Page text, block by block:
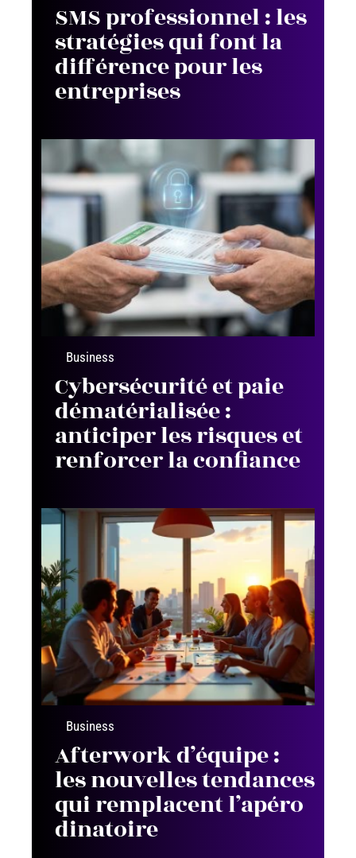
SMS professionnel : les
stratégies qui font la
différence pour les
entreprises
Business
Cybersécurité et paie
dématérialisée :
anticiper les risques et
renforcer la confiance
Business
Afterwork d’équipe :
les nouvelles tendances
qui remplacent l’apéro
dinatoire